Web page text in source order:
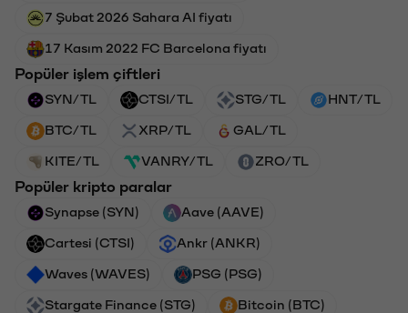
7 Şubat 2026 Sahara AI fiyatı
17 Kasım 2022 FC Barcelona fiyatı
Popüler işlem çiftleri
SYN/TL CTSI/TL STG/TL HNT/TL
BTC/TL XRP/TL GAL/TL
KITE/TL VANRY/TL ZRO/TL
Popüler kripto paralar
Synapse (SYN) Aave (AAVE)
Cartesi (CTSI) Ankr (ANKR)
Waves (WAVES) PSG (PSG)
Stargate Finance (STG) Bitcoin (BTC)